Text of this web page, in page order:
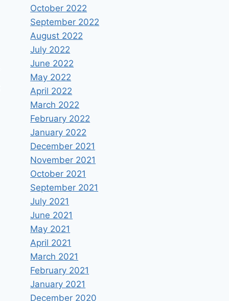
Δεν σου φταίει (μόνο) το
Δημόσιο!
By Vagelis Papakonstantinou
October 2022
September 2022
August 2022
July 2022
June 2022
May 2022
April 2022
March 2022
February 2022
January 2022
December 2021
November 2021
October 2021
September 2021
July 2021
June 2021
May 2021
April 2021
March 2021
February 2021
January 2021
December 2020